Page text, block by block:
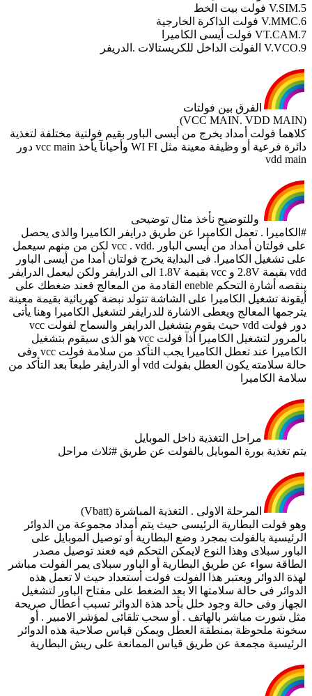
5.V.SIM فولت بيت الخط
6.V.MMC فولت الذاكرة الخارجية
7.VT.CAM فولت أيسى الكاميرا
9.V.VCO الفولت الداخل للكريستالات .الدريفر
الفرق بين فولتات
(VCC MAIN. VDD MAIN)
كلاهما فولت أمداد يخرج من أيسى الباور بقيم فولتية مختلفة لتغذية
دائرة فرعية أو وظيفة معينة مثل WI FI وأحيانآ يأخذ vcc main دور
vdd main
وللتوضيح نأخذ مثال توضيحى
#الكاميرا . تعمل الكاميرا عن طريق درايفر الكاميرا والذى يحصل
على فولتان أمداد من أيسى الباور .vcc . vdd لكن من منهم سيعمل
على تشغيل الكاميرا. فى البداية يخرج فولتان أمدا من أيسى الباور
vdd بقيمة 2.8V و vcc بقيمة 1.8V الى الدرايفر ولكن ليعمل الدرايفر
ينقصه أشارة التحكم eneble القادمة من المعالج فعند ضغطك على
أيقونة تشغيل الكاميرا على الشاشة تتولد نبضة كهربائية بقيمة معينة
يترجمها المعالج ويعطى الاشارة للدرايفر لتشغيل الكاميرا وهنا يأتى
دور فولت vdd حيث يقوم بتشغيل الدرايفر والسماح لفولت vcc
بالمرور لتشغيل الكاميرا أذآ فولت vcc هو الذى سيقوم بتشغيل
الكاميرا عند تعطل الكاميرا يجب التأكد من سلامة فولت vcc وفى
حالة سلامته يكون العطل بفولت vdd أو الدرايفر طبعآ بعد التأكد من
سلامة الكاميرا
مراحل التغذية داخل الموبايل
يتم تغذية بورة الموبايل بالفولت عن طريق #ثلاث مراحل
المرحلة الاولى . التغذية المباشرة (Vbatt)
وهو فولت البطارية الرئيسى حيث يتم أمداد مجموعة من الدوائر
الرئيسية بالفولت بمجرد وضع البطارية أو توصيل الموبايل على
الباور سبلاى وهذا النوع لايمكن التحكم فيه فعند توصيل مصدر
الطاقة سواء عن طريق البطارية أو الباور سبلاى يمر الفولت مباشر
لهذة الدوائر ويعتبر هذا الفولت فولت أستعداد حيث لا تعمل هذه
الدوائر فى حالة سلامتها الا بعد الضغط على مفتاح الباور لتشغيل
الجهاز وفى حالة وجود خلل بأحد هذة الدوائر تسبب أعطال صريحة
مثل شورت مباشر بالهاتف . أو سحب تلقائى لمؤشر الامبير . أو
سخونة ملحوظة بمنطقة العطل ويمكن قياس صلاحية هذه الدوائر
الرئيسية مجمعة عن طريق قياس الممانعة على ريش البطارية